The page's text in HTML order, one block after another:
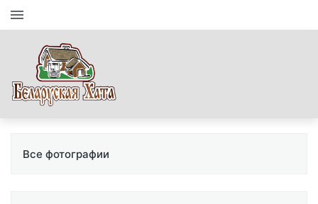
Все фотографии